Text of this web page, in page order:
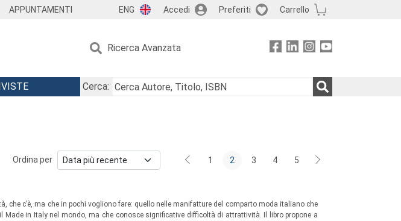
APPUNTAMENTI ENG Accedi Preferiti Carrello
Ricerca Avanzata
Cerca:
Ordina per 1 2 3 4 5
che c’è, ma che in pochi vogliono fare: quello nelle manifatture del comparto moda italiano che
Made in Italy nel mondo, ma che conosce significative difficoltà di attrattività. Il libro propone a